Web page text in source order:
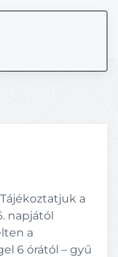
a
napjától
a
6 órától – gyű